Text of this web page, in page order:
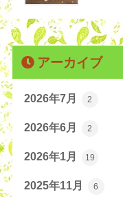
アーカイブ
2026年7月 2
2026年6月 2
2026年1月 19
2025年11月 6